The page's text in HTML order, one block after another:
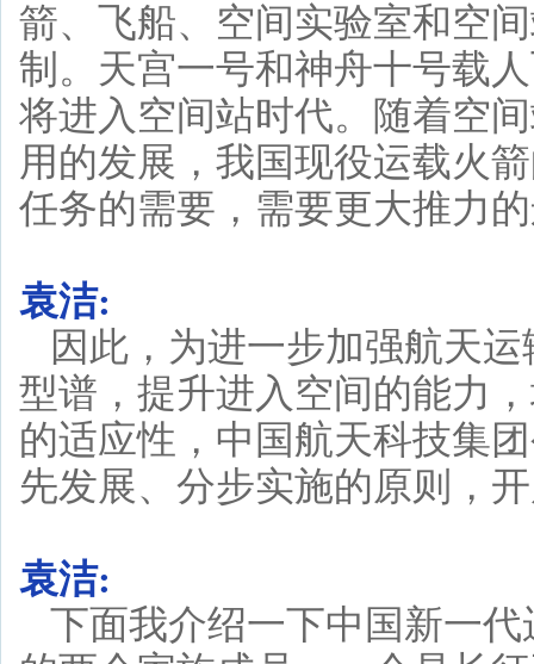
箭、飞船、空间实验室和空
制。天宫一号和神舟十号载
将进入空间站时代。随着空
用的发展，我国现役运载火
任务的需要，需要更大推力
袁洁:
因此，为进一步加强航天
型谱，提升进入空间的能力
的适应性，中国航天科技集
先发展、分步实施的原则，
袁洁:
下面我介绍一下中国新一